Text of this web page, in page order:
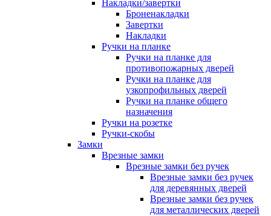
Накладки/завертки
Броненакладки
Завертки
Накладки
Ручки на планке
Ручки на планке для
противопожарных дверей
Ручки на планке для
узкопрофильных дверей
Ручки на планке общего
назначения
Ручки на розетке
Ручки-скобы
Замки
Врезные замки
Врезные замки без ручек
Врезные замки без ручек
для деревянных дверей
Врезные замки без ручек
для металлических дверей